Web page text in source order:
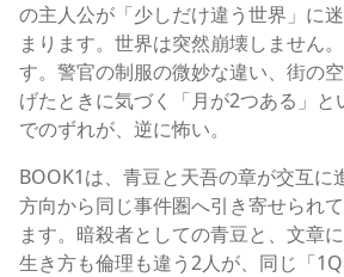
の主人公が「少しだけ違う世界」に
まります。世界は突然崩壊しません
す。警官の制服の微妙な違い、街の
げたときに気づく「月が2つある」と
でのずれが、逆に怖い。
BOOK1は、青豆と天吾の章が交互に
方向から同じ事件圏へ引き寄せられ
ます。暗殺者としての青豆と、文章
生き方も倫理も違う2人が、同じ「